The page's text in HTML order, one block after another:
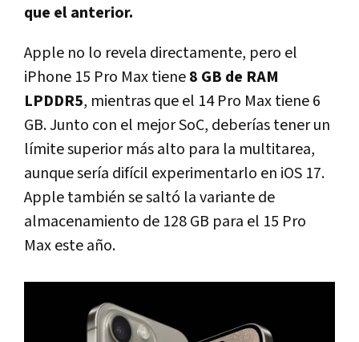
que el anterior.
Apple no lo revela directamente, pero el
iPhone 15 Pro Max tiene8 GB de RAM
LPDDR5, mientras que el 14 Pro Max tiene 6
GB. Junto con el mejor SoC, deberías tener un
límite superior más alto para la multitarea,
aunque sería difícil experimentarlo en iOS 17.
Apple también se saltó la variante de
almacenamiento de 128 GB para el 15 Pro
Max este año.